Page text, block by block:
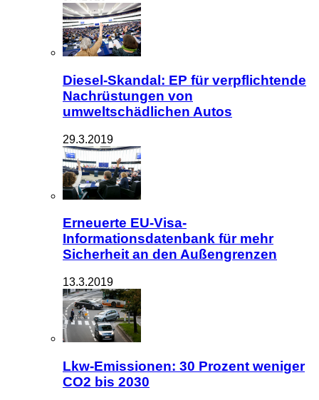
Diesel-Skandal: EP für verpflichtende
Nachrüstungen von
umweltschädlichen Autos
29.3.2019
Erneuerte EU-Visa-
Informationsdatenbank für mehr
Sicherheit an den Außengrenzen
13.3.2019
Lkw-Emissionen: 30 Prozent weniger
CO2 bis 2030